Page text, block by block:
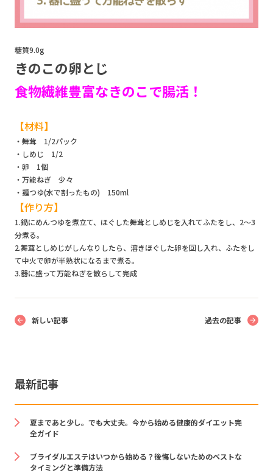
糖質9.0g
きのこの卵とじ
食物繊維豊富なきのこで腸活！
【材料】
・舞茸 1/2パック
・しめじ 1/2
・卵 1個
・万能ねぎ 少々
・麺つゆ(水で割ったもの) 150ml
【作り方】
1.鍋にめんつゆを煮立て、ほぐした舞茸としめじを入れてふたをし、2～3
分煮る。
2.舞茸としめじがしんなりしたら、溶きほぐした卵を回し入れ、ふたをし
て中火で卵が半熟状になるまで煮る。
3.器に盛って万能ねぎを散らして完成
新しい記事 過去の記事
最新記事
夏まであと少し。でも大丈夫。今から始める健康的ダイエット完
全ガイド
ブライダルエステはいつから始める？後悔しないためのベストな
タイミングと準備方法